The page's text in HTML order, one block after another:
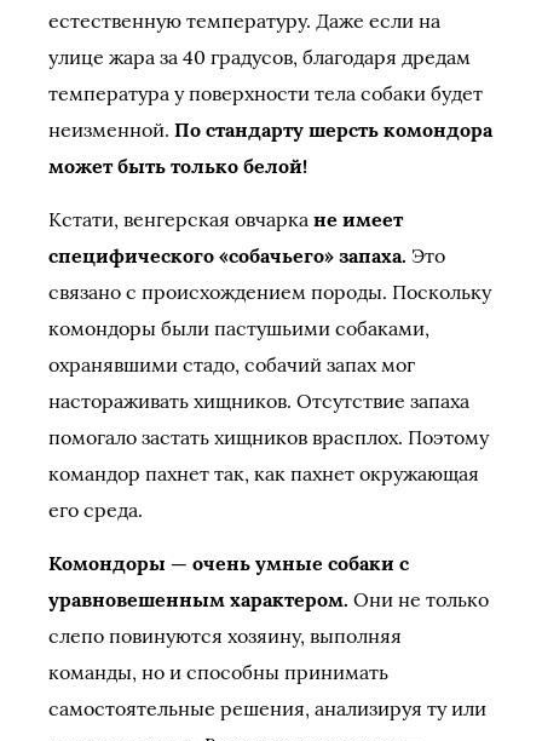
естественную температуру. Даже если на
улице жара за 40 градусов, благодаря дредам
температура у поверхности тела собаки будет
неизменной. По стандарту шерсть комондора
может быть только белой!
Кстати, венгерская овчарка не имеет
специфического «собачьего» запаха. Это
связано с происхождением породы. Поскольку
комондоры были пастушьими собаками,
охранявшими стадо, собачий запах мог
настораживать хищников. Отсутствие запаха
помогало застать хищников врасплох. Поэтому
командор пахнет так, как пахнет окружающая
его среда.
Комондоры — очень умные собаки с
уравновешенным характером. Они не только
слепо повинуются хозяину, выполняя
команды, но и способны принимать
самостоятельные решения, анализируя ту или